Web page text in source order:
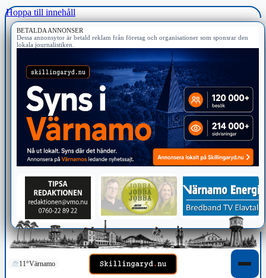
Hoppa till innehåll
BETALDA ANNONSER
Dessa annonsytor är betald reklam från företag och organisationer som sponsrar den
lokala journalistiken.
11°Värnamo